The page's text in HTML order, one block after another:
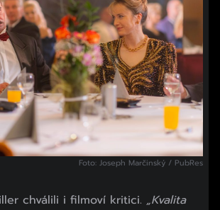
Foto: Joseph Marčinský / PubRes
chválili i filmoví kritici. „Kvalita